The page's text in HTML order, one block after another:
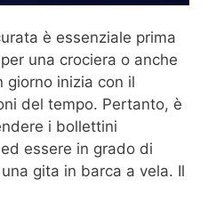
è essenziale prima
una crociera o anche
giorno inizia con il
del tempo. Pertanto, è
i bollettini
essere in grado di
gita in barca a vela. Il